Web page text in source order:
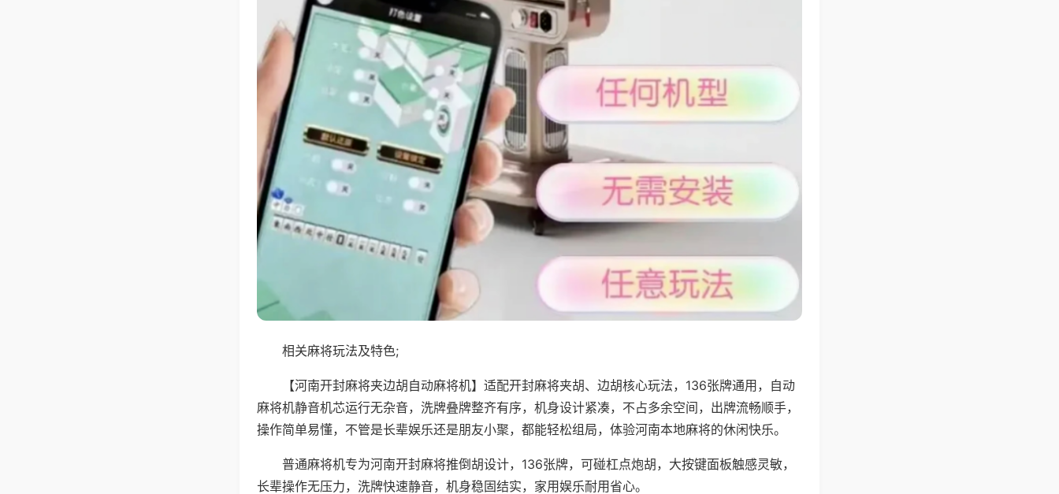
相关麻将玩法及特色;
【河南开封麻将夹边胡自动麻将机】适配开封麻将夹胡、边胡核心玩法，136张牌通用，自动
麻将机静音机芯运行无杂音，洗牌叠牌整齐有序，机身设计紧凑，不占多余空间，出牌流畅顺手，
操作简单易懂，不管是长辈娱乐还是朋友小聚，都能轻松组局，体验河南本地麻将的休闲快乐。
普通麻将机专为河南开封麻将推倒胡设计，136张牌，可碰杠点炮胡，大按键面板触感灵敏，
长辈操作无压力，洗牌快速静音，机身稳固结实，家用娱乐耐用省心。